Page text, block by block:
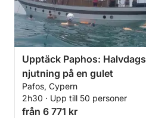
Upptäck Paphos: Halvdags
njutning på en gulet
Pafos, Cypern
2h30 · Upp till 50 personer
från 6 771 kr